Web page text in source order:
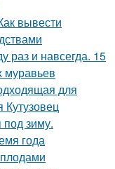
вывести
раз и навсегда. 15
муравьев
для
под зиму.
года